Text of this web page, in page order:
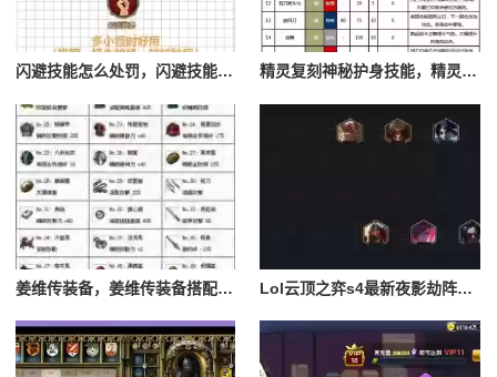
闪避技能怎么处罚，闪避技能怎么处罚队友 精灵复刻神秘护身技能，精灵复刻攻略
姜维传装备，姜维传装备搭配一览表最新 Lol云顶之弈s4最新夜影劫阵容搭配，云顶之奕夜影劫阵容